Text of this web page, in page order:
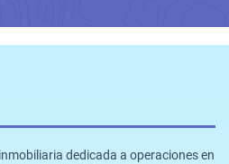
dedicada a operaciones en